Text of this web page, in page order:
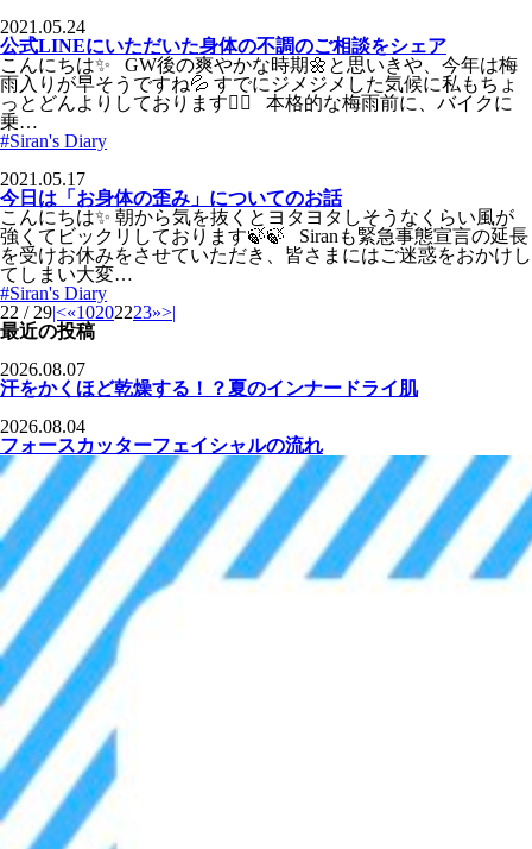
2021.05.24
公式LINEにいただいた身体の不調のご相談をシェア
こんにちは✨ GW後の爽やかな時期🌼と思いきや、今年は梅
雨入りが早そうですね💦 すでにジメジメした気候に私もちょ
っとどんよりしております😵‍💫 本格的な梅雨前に、バイクに
乗…
#Siran's Diary
2021.05.17
今日は「お身体の歪み」についてのお話
こんにちは✨ 朝から気を抜くとヨタヨタしそうなくらい風が
強くてビックリしております🍃🍃 Siranも緊急事態宣言の延長
を受けお休みをさせていただき、皆さまにはご迷惑をおかけし
てしまい大変…
#Siran's Diary
22 / 29|<«10202223»>|
最近の投稿
2026.08.07
汗をかくほど乾燥する！？夏のインナードライ肌
2026.08.04
フォースカッターフェイシャルの流れ